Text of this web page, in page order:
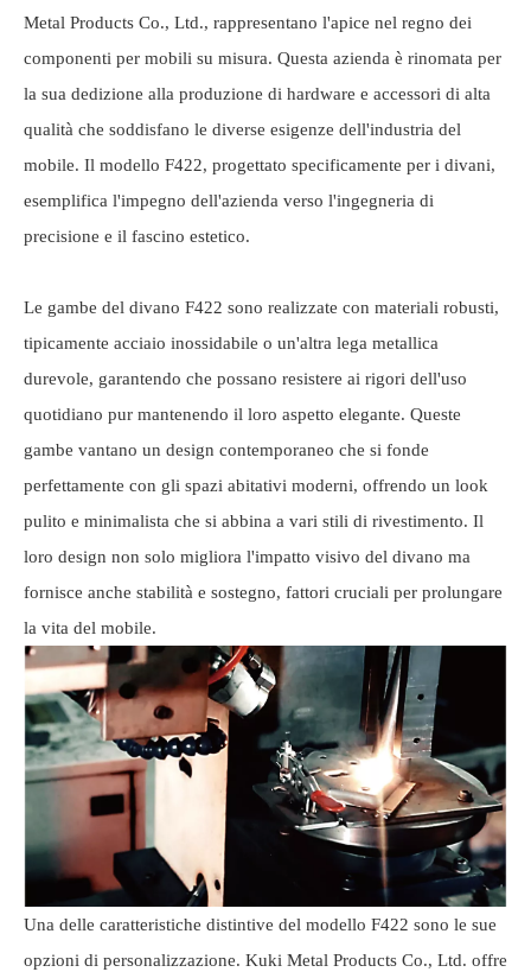
Metal Products Co., Ltd., rappresentano l'apice nel regno dei
componenti per mobili su misura. Questa azienda è rinomata per
la sua dedizione alla produzione di hardware e accessori di alta
qualità che soddisfano le diverse esigenze dell'industria del
mobile. Il modello F422, progettato specificamente per i divani,
esemplifica l'impegno dell'azienda verso l'ingegneria di
precisione e il fascino estetico.
Le gambe del divano F422 sono realizzate con materiali robusti,
tipicamente acciaio inossidabile o un'altra lega metallica
durevole, garantendo che possano resistere ai rigori dell'uso
quotidiano pur mantenendo il loro aspetto elegante. Queste
gambe vantano un design contemporaneo che si fonde
perfettamente con gli spazi abitativi moderni, offrendo un look
pulito e minimalista che si abbina a vari stili di rivestimento. Il
loro design non solo migliora l'impatto visivo del divano ma
fornisce anche stabilità e sostegno, fattori cruciali per prolungare
la vita del mobile.
Una delle caratteristiche distintive del modello F422 sono le sue
opzioni di personalizzazione. Kuki Metal Products Co., Ltd. offre